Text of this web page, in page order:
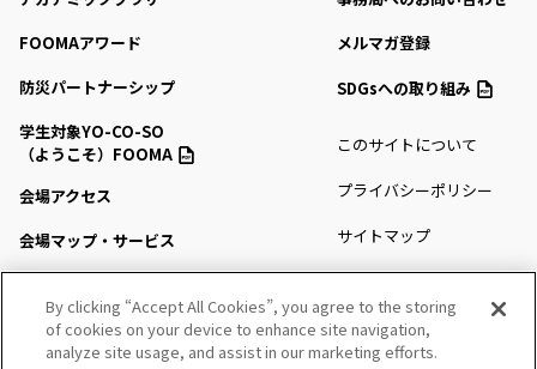
FOOMAアワード
防災パートナーシップ
学生対象YO-CO-SO
（ようこそ）FOOMA
会場アクセス
会場マップ・サービス
セミナー・シンポジウム
メルマガ登録
SDGsへの取り組み
このサイトについて
プライバシーポリシー
サイトマップ
By clicking “Accept All Cookies”, you agree to the storing
of cookies on your device to enhance site navigation,
analyze site usage, and assist in our marketing efforts.